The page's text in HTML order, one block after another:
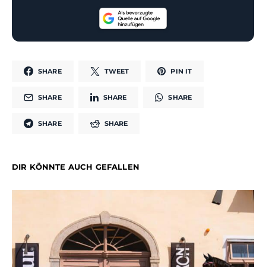
SHARE TWEET PIN IT
SHARE SHARE SHARE
SHARE SHARE
DIR KÖNNTE AUCH GEFALLEN